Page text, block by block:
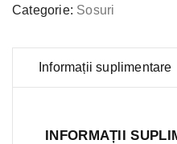
Categorie: Sosuri
Informații suplimentare
INFORMAȚII